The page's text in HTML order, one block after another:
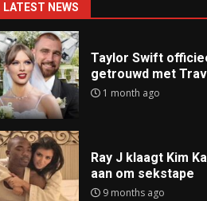
LATEST NEWS
Taylor Swift
getrouwd met
1 month ago
Ray J klaagt Kim
aan om sekstape
9 months ago